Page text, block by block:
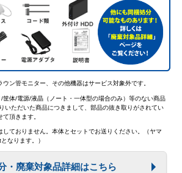
ン管モニター、その他機器はサービス対象外です。
体/電源/液晶（ノート・一体型の場合のみ）等のない商品
いただいた商品につきまして、部品の抜き取りがされてい
頂きます。
ておりません。本体とセットでお送りください。（ヤマ
なります。）
・廃棄対象品詳細はこちら